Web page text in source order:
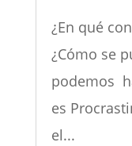
¿En qué
¿Cómo se
podemos
es
el...